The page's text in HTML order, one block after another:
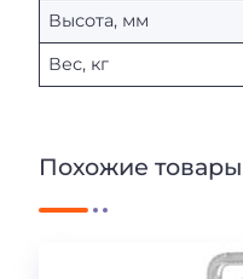
Высота, мм
Вес, кг
Похожие товары